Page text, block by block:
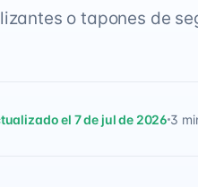
o tapones de
el 7 de jul de 2026 3